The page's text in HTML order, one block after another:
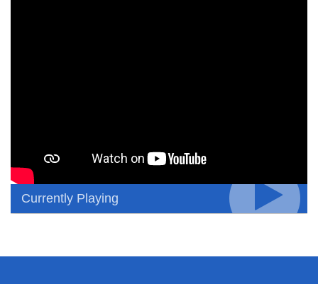
Currently Playing